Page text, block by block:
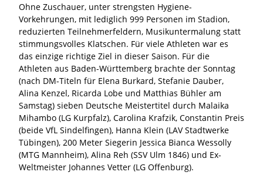
Ohne Zuschauer, unter strengsten Hygiene-
Vorkehrungen, mit lediglich 999 Personen im Stadion,
reduzierten Teilnehmerfeldern, Musikuntermalung statt
stimmungsvolles Klatschen. Für viele Athleten war es
das einzige richtige Ziel in dieser Saison. Für die
Athleten aus Baden-Württemberg brachte der Sonntag
(nach DM-Titeln für Elena Burkard, Stefanie Dauber,
Alina Kenzel, Ricarda Lobe und Matthias Bühler am
Samstag) sieben Deutsche Meistertitel durch Malaika
Mihambo (LG Kurpfalz), Carolina Krafzik, Constantin Preis
(beide VfL Sindelfingen), Hanna Klein (LAV Stadtwerke
Tübingen), 200 Meter Siegerin Jessica Bianca Wessolly
(MTG Mannheim), Alina Reh (SSV Ulm 1846) und Ex-
Weltmeister Johannes Vetter (LG Offenburg).